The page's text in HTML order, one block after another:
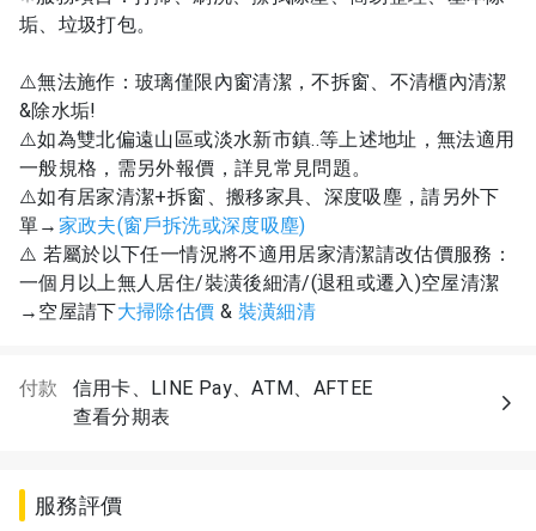
垢、垃圾打包。
⚠️無法施作：玻璃僅限內窗清潔，不拆窗、不清櫃內清潔
&除水垢!
⚠️如為雙北偏遠山區或淡水新市鎮..等上述地址，無法適用
一般規格，需另外報價，詳見常見問題。
⚠️如有居家清潔+拆窗、搬移家具、深度吸塵，請另外下
單→ 家政夫(窗戶拆洗或深度吸塵)
⚠️ 若屬於以下任一情況將不適用居家清潔請改估價服務：
一個月以上無人居住/裝潢後細清/(退租或遷入)空屋清潔
→空屋請下大掃除估價 & 裝潢細清
付款
信用卡、LINE Pay、ATM、AFTEE
查看分期表
服務評價